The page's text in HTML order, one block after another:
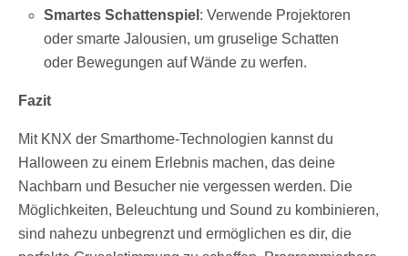
Smartes Schattenspiel : Verwende Projektoren
oder smarte Jalousien, um gruselige Schatten
oder Bewegungen auf Wände zu werfen.
Fazit
Mit KNX der Smarthome-Technologien kannst du
Halloween zu einem Erlebnis machen, das deine
Nachbarn und Besucher nie vergessen werden. Die
Möglichkeiten, Beleuchtung und Sound zu kombinieren,
sind nahezu unbegrenzt und ermöglichen es dir, die